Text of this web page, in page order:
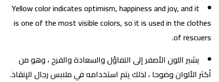
Yellow color indicates optimism, happiness and joy, and it
is one of the most visible colors, so it is used in the clothes
of rescuers.
يشير اللون الأصفر إلى التفاؤل والسعادة والفرح ، وهو من
أكثر الألوان وضوحا ، لذلك يتم استخدامه في ملابس رجال الإنقاذ.